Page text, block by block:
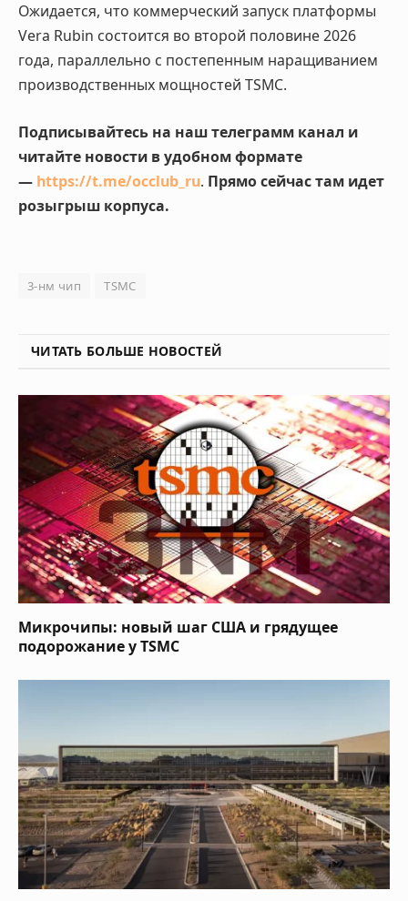
Ожидается, что коммерческий запуск платформы
Vera Rubin состоится во второй половине 2026
года, параллельно с постепенным наращиванием
производственных мощностей TSMC.
Подписывайтесь на наш телеграмм канал и
читайте новости в удобном формате
— https://t.me/occlub_ru. Прямо сейчас там идет
розыгрыш корпуса.
3-нм чип TSMC
ЧИТАТЬ БОЛЬШЕ НОВОСТЕЙ
Микрочипы: новый шаг США и грядущее
подорожание у TSMC